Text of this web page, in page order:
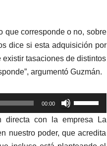
que corresponde o no, sobre
dice si esta adquisición por
tasaciones de distintos
argumentó Guzmán.
00:00
Utiliza
las
teclas
directa con la empresa La
nuestro poder, que acredita